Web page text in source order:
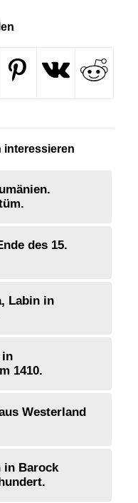
interessieren
des 15.
Labin in
in
1410.
Westerland
in Barock